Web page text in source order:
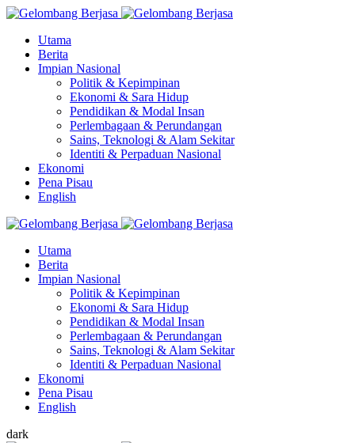
Utama
Berita
Impian Nasional
Politik & Kepimpinan
Ekonomi & Sara Hidup
Pendidikan & Modal Insan
Perlembagaan & Perundangan
Sains, Teknologi & Alam Sekitar
Identiti & Perpaduan Nasional
Ekonomi
Pena Pisau
English
Utama
Berita
Impian Nasional
Politik & Kepimpinan
Ekonomi & Sara Hidup
Pendidikan & Modal Insan
Perlembagaan & Perundangan
Sains, Teknologi & Alam Sekitar
Identiti & Perpaduan Nasional
Ekonomi
Pena Pisau
English
dark